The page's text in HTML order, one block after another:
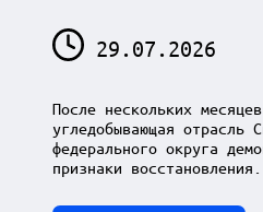
29.07.2026
После нескольких
угледобывающая отрасль
федерального округа
признаки